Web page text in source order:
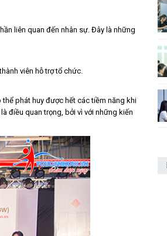
liên quan đến nhân sự. Đây là những
viên hỗ trợ tổ chức.
phát huy được hết các tiềm năng khi
điều quan trọng, bởi vì với những kiến